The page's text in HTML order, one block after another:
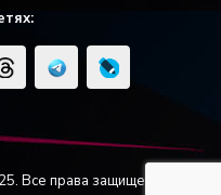
Все права защищены.